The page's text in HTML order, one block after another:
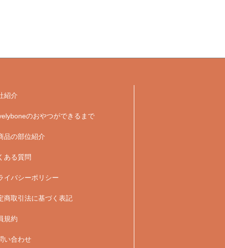
紹介
のおやつができるまで
品の部位紹介
ある質問
イバシーポリシー
商取引法に基づく表記
規約
い合わせ